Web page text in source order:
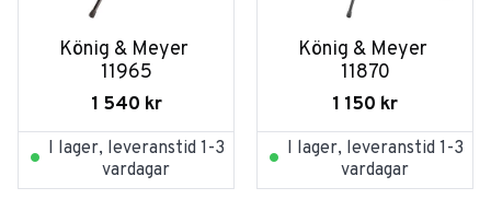
König & Meyer
11965
1 540 kr
I lager, leveranstid 1-3
vardagar
König & Meyer
11870
1 150 kr
I lager, leveranstid 1-3
vardagar